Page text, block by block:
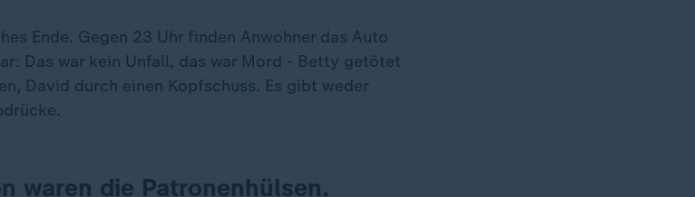
Ende. Gegen 23 Uhr finden Anwohner das Auto
Das war kein Unfall, das war Mord - Betty getötet
David durch einen Kopfschuss. Es gibt weder
waren die Patronenhülsen.